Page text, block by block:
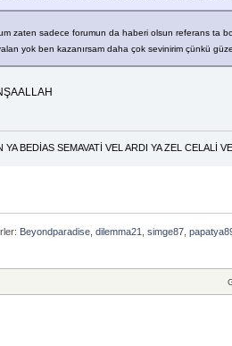
zaten sadece forumun da haberi olsun referans ta
yok ben kazanırsam daha çok sevinirim çünkü
SEMAVATİ VEL ARDI YA ZEL CELALİ VEL İKRAM
Beyondparadise, dilemma21 simge87,